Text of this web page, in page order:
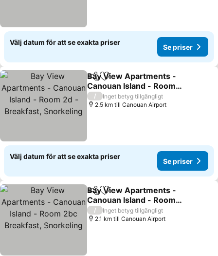
Välj datum för att se exakta priser
Se priser
Dela Lägg till i Mina Favoriter
Bay View Apartments -
Canouan Island - Room
2d - Breakfast,
Snorkeling
/
Inget betyg tillgängligt
2.5 km till Canouan Airport
Välj datum för att se exakta priser
Se priser
Dela Lägg till i Mina Favoriter
Bay View Apartments -
Canouan Island - Room
2bc Breakfast, Snorkeling
/
Inget betyg tillgängligt
2.1 km till Canouan Airport